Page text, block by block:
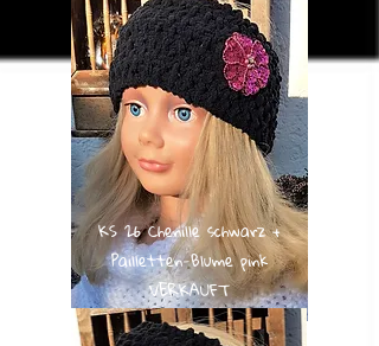
KS 26 Chenille schwarz +
Pailletten-Blume pink
VERKAUFT